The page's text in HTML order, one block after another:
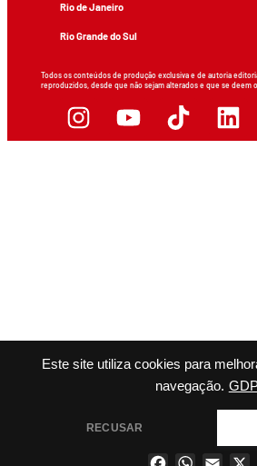
Este site utiliza cookies para
navegação.
RECUSAR
Rio de Janeiro
Rio Grande do Sul
Todos os conteúdos de produção exclusiva e de autoria
reproduzidos, desde que não sejam alterados e que se deem
Facebook